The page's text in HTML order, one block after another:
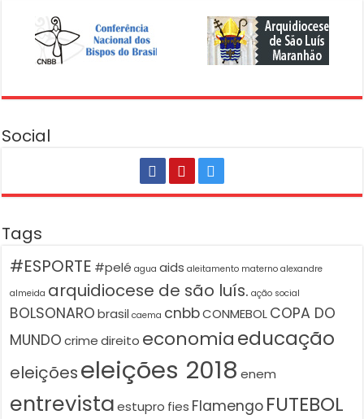
Social
Tags
#ESPORTE #pelé agua aids aleitamento materno alexandre
almeida arquidiocese de são luís. ação social
BOLSONARO brasil caema cnbbCONMEBOLCOPA DO
MUNDO crime direito economiaeducação
eleiçõeseleições 2018 enem
entrevista estupro fies Flamengo FUTEBOL